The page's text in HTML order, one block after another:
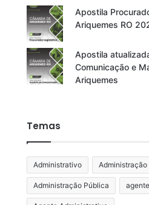
Apostila
Ariquemes RO
Apostila
Comunicação e
Ariquemes
Temas
Administrativo Administração
Administração Pública agente